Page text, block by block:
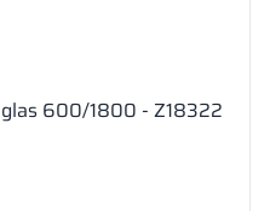
600/1800 - Z18322